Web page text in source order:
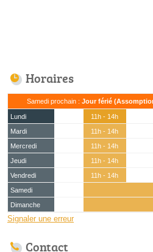
Horaires
Samedi prochain : Jour férié
Lundi 11h - 14h
Mardi
11h - 14h
Mercredi
11h - 14h
Jeudi
11h - 14h
Vendredi
11h - 14h
Samedi
Dimanche
Signaler une erreur
Contact